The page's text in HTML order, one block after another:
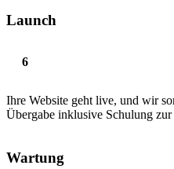
Launch
Ihre Website geht live, und wir
Übergabe inklusive Schulung
Wartung